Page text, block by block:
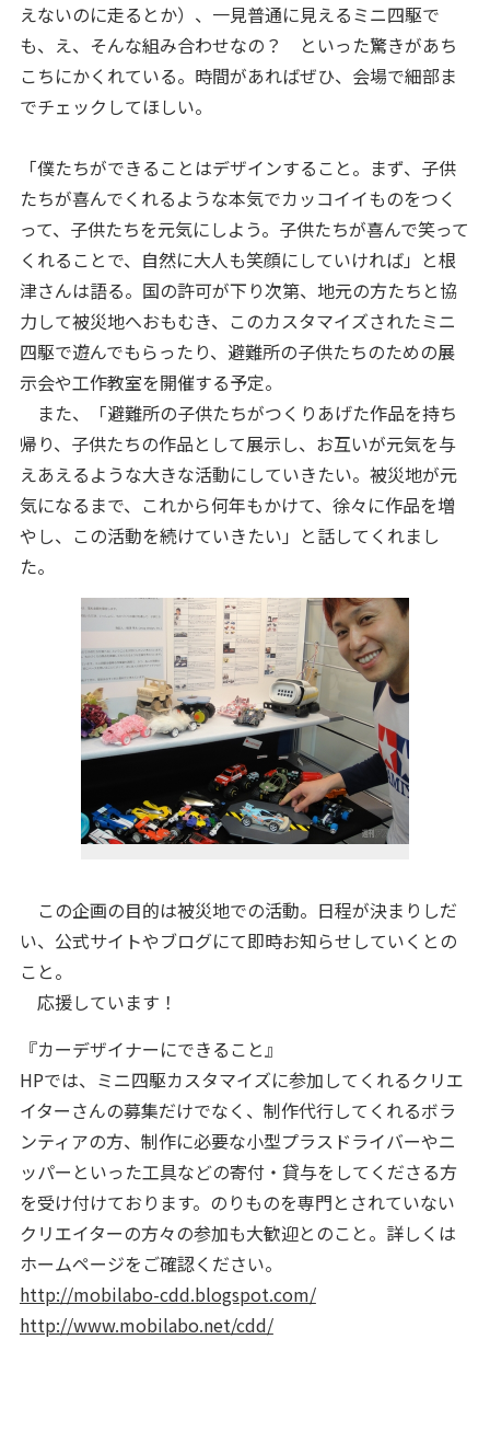
えないのに走るとか）、一見普通に見えるミニ四駆で
も、え、そんな組み合わせなの？ といった驚きがあち
こちにかくれている。時間があればぜひ、会場で細部ま
でチェックしてほしい。
「僕たちができることはデザインすること。まず、子供
たちが喜んでくれるような本気でカッコイイものをつく
って、子供たちを元気にしよう。子供たちが喜んで笑って
くれることで、自然に大人も笑顔にしていければ」と根
津さんは語る。国の許可が下り次第、地元の方たちと協
力して被災地へおもむき、このカスタマイズされたミニ
四駆で遊んでもらったり、避難所の子供たちのための展
示会や工作教室を開催する予定。
また、「避難所の子供たちがつくりあげた作品を持ち
帰り、子供たちの作品として展示し、お互いが元気を与
えあえるような大きな活動にしていきたい。被災地が元
気になるまで、これから何年もかけて、徐々に作品を増
やし、この活動を続けていきたい」と話してくれまし
た。
この企画の目的は被災地での活動。日程が決まりしだ
い、公式サイトやブログにて即時お知らせしていくとの
こと。
応援しています！
『カーデザイナーにできること』
HPでは、ミニ四駆カスタマイズに参加してくれるクリエ
イターさんの募集だけでなく、制作代行してくれるボラ
ンティアの方、制作に必要な小型プラスドライバーやニ
ッパーといった工具などの寄付・貸与をしてくださる方
を受け付けております。のりものを専門とされていない
クリエイターの方々の参加も大歓迎とのこと。詳しくは
ホームページをご確認ください。
http://mobilabo-cdd.blogspot.com/
http://www.mobilabo.net/cdd/